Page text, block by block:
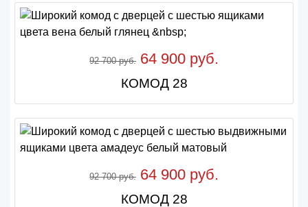
92 700 руб. 64 900 руб.
КОМОД 28
92 700 руб. 64 900 руб.
КОМОД 28